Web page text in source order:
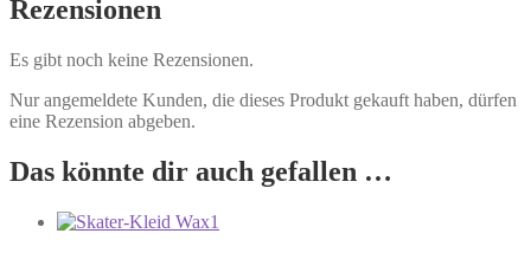
Rezensionen
Es gibt noch keine Rezensionen.
Nur angemeldete Kunden, die dieses Produkt gekauft haben, dürfen
eine Rezension abgeben.
Das könnte dir auch gefallen …